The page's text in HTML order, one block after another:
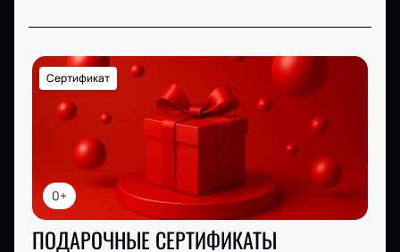
0+
Сертификат
ПОДАРОЧНЫЕ СЕРТИФИКАТЫ